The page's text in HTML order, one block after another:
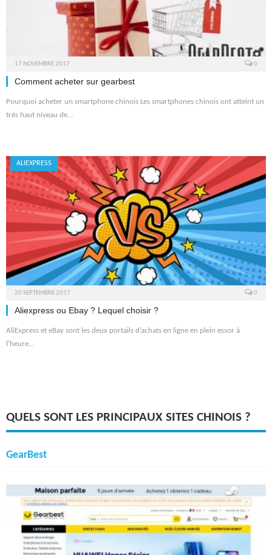
17 NOVEMBRE 2017 0
Comment acheter sur gearbest
Pourquoi acheter un smartphone chinois Les smartphones chinois ont atteint un
très haut niveau de…
ALIEXPRESS
20 SEPTEMBRE 2017 0
Aliexpress ou Ebay ? Lequel choisir ?
AliExpress et eBay sont les deux portails d’achats en ligne en plein essor à
l’heure…
QUELS SONT LES PRINCIPAUX SITES CHINOIS ?
GearBest